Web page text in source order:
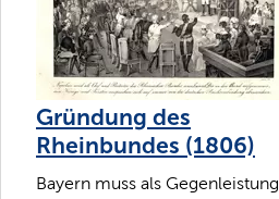
Gründung des
Rheinbundes (1806)
Bayern muss als Gegenleistung